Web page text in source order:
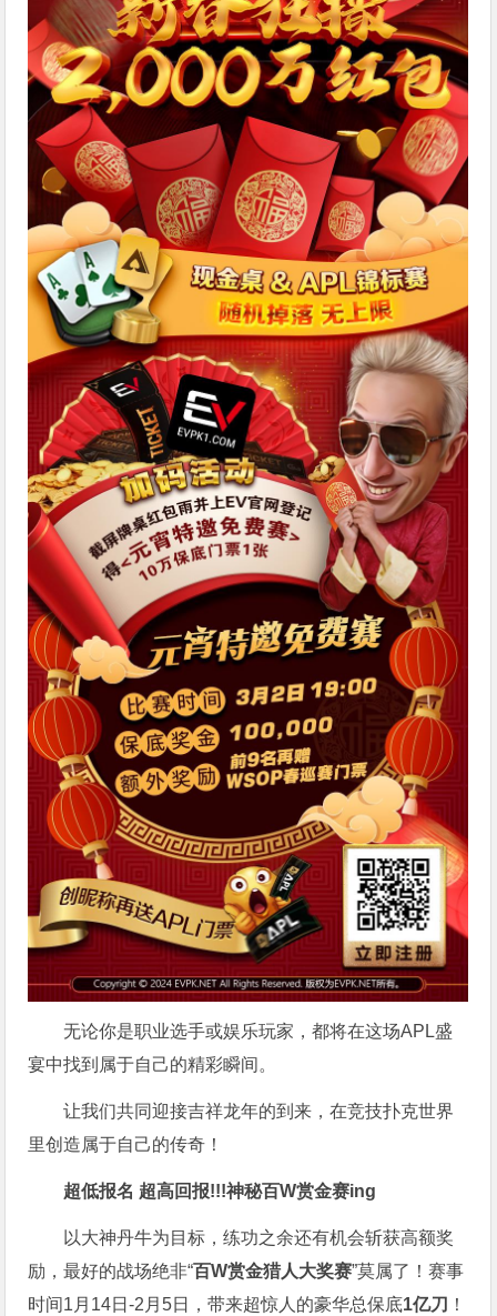
无论你是职业选手或娱乐玩家，都将在这场APL盛
宴中找到属于自己的精彩瞬间。
让我们共同迎接吉祥龙年的到来，在竞技扑克世界
里创造属于自己的传奇！
超低报名 超高回报!!!神秘百W赏金赛ing
以大神丹牛为目标，练功之余还有机会斩获高额奖
励，最好的战场绝非“百W赏金猎人大奖赛”莫属了！赛事
时间1月14日-2月5日，带来超惊人的豪华总保底1亿刀 ！